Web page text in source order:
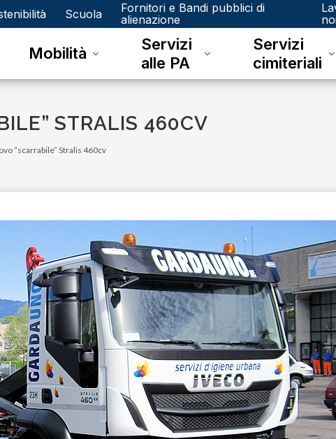
Scuola
Fornitori e Bandi pubblici di
alienazione
Mobilità
Servizi
alle PA
Servizi
cimiteriali
STRALIS 460CV
“scarrabile” Stralis 460cv
venerdì 15 dicembre 2023
Junker e il riconoscimento fotografico